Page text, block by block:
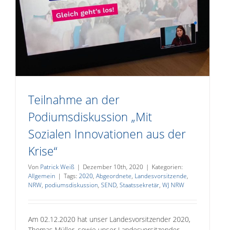
Teilnahme an der
Podiumsdiskussion „Mit
Sozialen Innovationen aus der
Krise“
Von Patrick Weiß | Dezember 10th, 2020 | Kategorien:
Allgemein | Tags: 2020, Abgeordnete, Landesvorsitzende,
NRW, podiumsdiskussion, SEND, Staatssekretär, WJ NRW
Am 02.12.2020 hat unser Landesvorsitzender 2020,